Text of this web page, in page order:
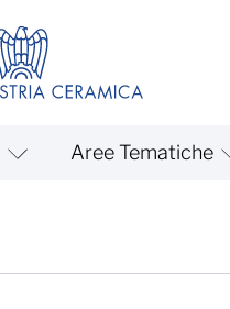
Aree Tematiche